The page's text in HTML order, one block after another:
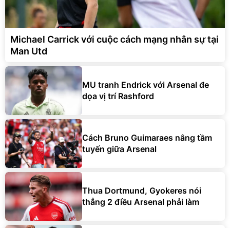
Michael Carrick với cuộc cách mạng nhân sự tại
Man Utd
MU tranh Endrick với Arsenal đe
dọa vị trí Rashford
Cách Bruno Guimaraes nâng tầm
tuyến giữa Arsenal
Thua Dortmund, Gyokeres nói
thẳng 2 điều Arsenal phải làm